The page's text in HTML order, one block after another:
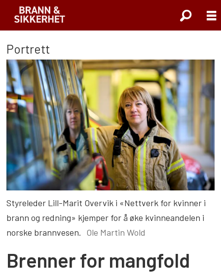
Portrett
Styreleder Lill-Marit Overvik i «Nettverk for kvinner i
brann og redning» kjemper for å øke kvinneandelen i
norske brannvesen. Ole Martin Wold
Brenner for mangfold